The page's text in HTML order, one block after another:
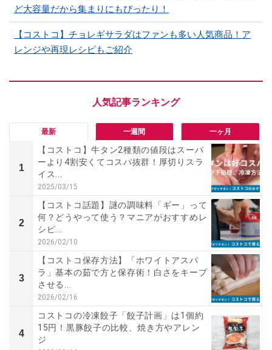
ど大容量だから集まりにもぴったり！
【コストコ】チョレギサラダはファンも多い人気商品！ア
レンジや再現レシピもご紹介
最新 一週間 一ヶ月
1
【コストコ】牛タン2種類の値段はスーパ
ーより4割安くてコスパ抜群！厚切りスラ
イス...
2025/03/15
2
【コストコ話題】謎の調味料「ギー」って
何？どうやって使う？マニアがおすすめレ
シピ...
2026/02/10
3
【コストコ保存方法】「ホワイトアスパ
ラ」基本の茹で方と保存術！白さをキープ
させる...
2026/02/16
4
コストコの冷凍餃子「餃子計画」は1個約
15円！黒豚餃子の比較、焼き方やアレン
ジ